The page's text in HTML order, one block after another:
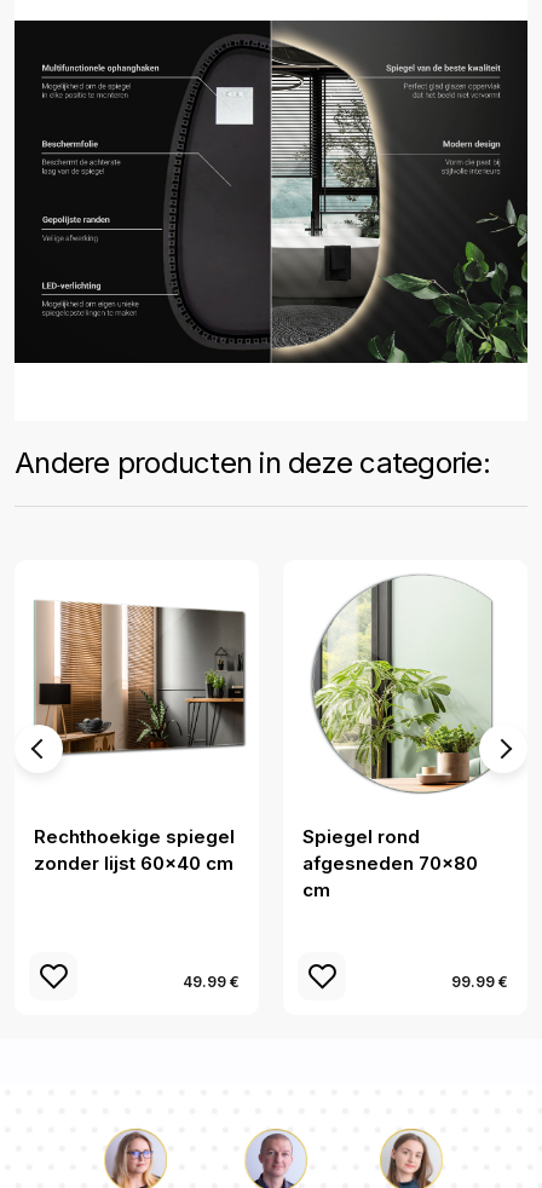
Andere producten in deze categorie:
Rechthoekige spiegel
zonder lijst 60x40 cm
49.99 €
Spiegel rond
afgesneden 70x80
cm
99.99 €